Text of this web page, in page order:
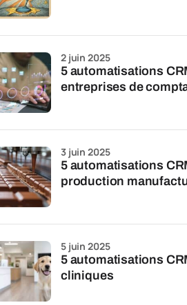
5 automatisations
entreprises de
2 juin 2025
5 automatisations
production
3 juin 2025
5 automatisations
cliniques
5 juin 2025